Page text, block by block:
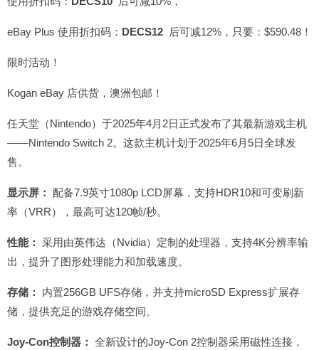
eBay Plus 使用折扣码： DECS12 后可减12%，只要：$590.48！
限时活动！
Kogan eBay 店供货，澳洲包邮！
任天堂（Nintendo）于2025年4月2日正式发布了其最新游戏主机
——Nintendo Switch 2。 这款主机计划于2025年6月5日全球发
售。
显示屏： 配备7.9英寸1080p LCD屏幕，支持HDR10和可变刷新
率（VRR），最高可达120帧/秒。
性能： 采用由英伟达（Nvidia）定制的处理器，支持4K分辨率输
出，提升了图形处理能力和加载速度。
存储：
内置256GB UFS存储，并支持microSD Express扩展存
储，提供充足的游戏存储空间。
Joy-Con控制器： 全新设计的Joy-Con 2控制器采用磁性连接，